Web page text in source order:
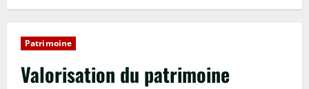
Patrimoine
Valorisation du patrimoine